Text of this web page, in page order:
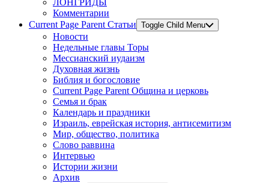
ЛОНГРИДЫ
Комментарии
Current Page Parent Статьи Toggle Child Menu
Новости
Недельные главы Торы
Мессианский иудаизм
Духовная жизнь
Библия и богословие
Current Page Parent Община и церковь
Семья и брак
Календарь и праздники
Израиль, еврейская история, антисемитизм
Мир, общество, политика
Слово раввина
Интервью
Истории жизни
Архив